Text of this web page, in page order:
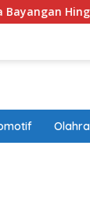
Thailand